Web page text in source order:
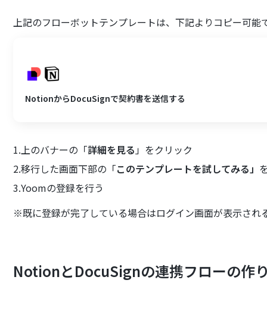
上記のフローボットテンプレートは、下記よりコピー可能
NotionからDocuSignで契約書を送信する
1.上のバナーの「詳細を見る」をクリック
2.移行した画面下部の「このテンプレートを試してみる」
3.Yoomの登録を行う
※既に登録が完了している場合はログイン画面が表示され
NotionとDocuSignの連携フローの作